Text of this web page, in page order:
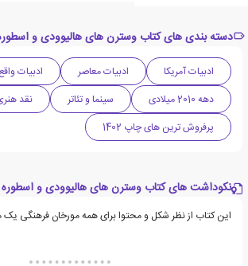
دسته بندی های کتاب وسترن های هالیوودی و
ادبیات آمریکا ادبیات معاصر
ادبیات
دهه 2010 میلادی
سینما و تئاتر
نقد
پرفروش ترین های چاپ 1402
نکوداشت های کتاب وسترن های هالیوودی و اسطوره
این کتاب از نظر شکل و محتوا برای همه مورخان فرهنگی